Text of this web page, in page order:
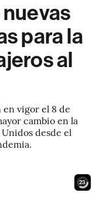
nuevas
para la
al
en vigor el 8 de
cambio en la
desde el
22